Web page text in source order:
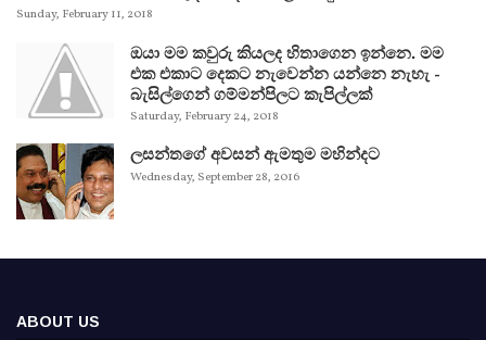
Sunday, February 11, 2018
ඔයා මම කවුරු කියලද හිතාගෙන ඉන්නෙ. මම
එක එකාට දෙකට නැවෙන්න යන්නෙ නැහැ -
බැසිල්ගෙන් ගම්මන්පිලට කැපිල්ලක්
Saturday, February 24, 2018
ලසන්තගේ අවසන් ඇමතුම මහින්දට
Wednesday, September 28, 2016
ABOUT US